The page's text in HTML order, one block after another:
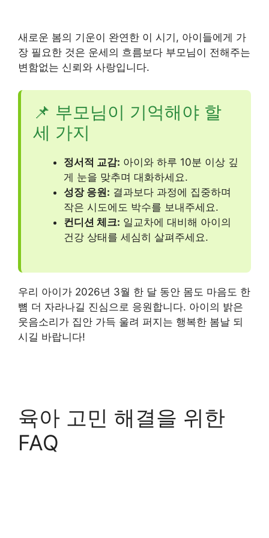
새로운 봄의 기운이 완연한 이 시기, 아이들에게 가
장 필요한 것은 운세의 흐름보다 부모님이 전해주는
변함없는 신뢰와 사랑입니다.
📌 부모님이 기억해야 할
세 가지
정서적 교감: 아이와 하루 10분 이상 깊
게 눈을 맞추며 대화하세요.
성장 응원: 결과보다 과정에 집중하며
작은 시도에도 박수를 보내주세요.
컨디션 체크: 일교차에 대비해 아이의
건강 상태를 세심히 살펴주세요.
우리 아이가 2026년 3월 한 달 동안 몸도 마음도 한
뼘 더 자라나길 진심으로 응원합니다. 아이의 밝은
웃음소리가 집안 가득 울려 퍼지는 행복한 봄날 되
시길 바랍니다!
육아 고민 해결을 위한
FAQ